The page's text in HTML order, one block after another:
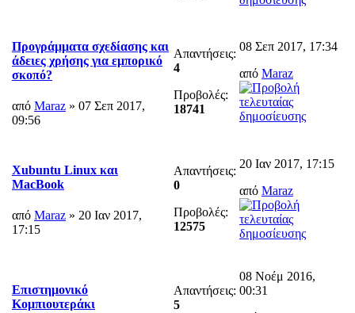
Προγράμματα σχεδίασης και
άδειες χρήσης για εμπορικό
σκοπό?
από Maraz » 07 Σεπ 2017,
09:56
Απαντήσεις:
4
Προβολές:
18741
08 Σεπ 2017, 17:34
από Maraz
Xubuntu Linux και
MacBook
από Maraz » 20 Ιαν 2017,
17:15
Απαντήσεις:
0
Προβολές:
12575
20 Ιαν 2017, 17:15
από Maraz
Επιστημονικό
Κομπιουτεράκι
Απαντήσεις:
5
08 Νοέμ 2016,
00:31